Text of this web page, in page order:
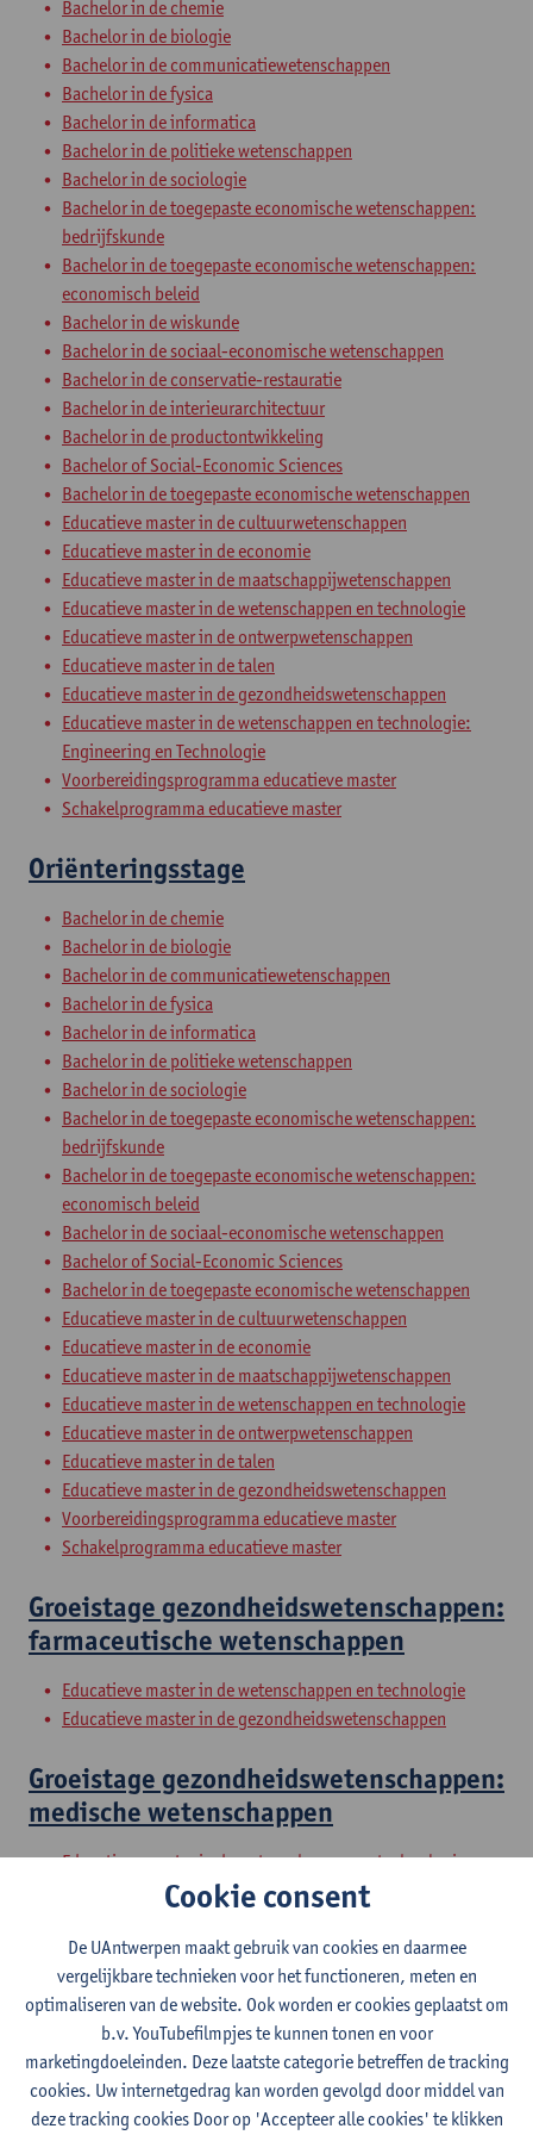
Bachelor in de chemie
Bachelor in de biologie
Bachelor in de communicatiewetenschappen
Bachelor in de fysica
Bachelor in de informatica
Bachelor in de politieke wetenschappen
Bachelor in de sociologie
Bachelor in de toegepaste economische wetenschappen:
bedrijfskunde
Bachelor in de toegepaste economische wetenschappen:
economisch beleid
Bachelor in de wiskunde
Bachelor in de sociaal-economische wetenschappen
Bachelor in de conservatie-restauratie
Bachelor in de interieurarchitectuur
Bachelor in de productontwikkeling
Bachelor of Social-Economic Sciences
Bachelor in de toegepaste economische wetenschappen
Educatieve master in de cultuurwetenschappen
Educatieve master in de economie
Educatieve master in de maatschappijwetenschappen
Educatieve master in de wetenschappen en technologie
Educatieve master in de ontwerpwetenschappen
Educatieve master in de talen
Educatieve master in de gezondheidswetenschappen
Educatieve master in de wetenschappen en technologie:
Engineering en Technologie
Voorbereidingsprogramma educatieve master
Schakelprogramma educatieve master
Oriënteringsstage
Bachelor in de chemie
Bachelor in de biologie
Bachelor in de communicatiewetenschappen
Bachelor in de fysica
Bachelor in de informatica
Bachelor in de politieke wetenschappen
Bachelor in de sociologie
Bachelor in de toegepaste economische wetenschappen:
bedrijfskunde
Bachelor in de toegepaste economische wetenschappen:
economisch beleid
Bachelor in de sociaal-economische wetenschappen
Bachelor of Social-Economic Sciences
Bachelor in de toegepaste economische wetenschappen
Educatieve master in de cultuurwetenschappen
Educatieve master in de economie
Educatieve master in de maatschappijwetenschappen
Educatieve master in de wetenschappen en technologie
Educatieve master in de ontwerpwetenschappen
Educatieve master in de talen
Educatieve master in de gezondheidswetenschappen
Voorbereidingsprogramma educatieve master
Schakelprogramma educatieve master
Groeistage gezondheidswetenschappen:
farmaceutische wetenschappen
Educatieve master in de wetenschappen en technologie
Educatieve master in de gezondheidswetenschappen
Groeistage gezondheidswetenschappen:
medische wetenschappen
Educatieve master in de wetenschappen en technologie
Educatieve master in de gezondheidswetenschappen
Groeistage gezondheidswetenschappen:
verpleegwetenschappen
Educatieve master in de wetenschappen en technologie
Educatieve master in de gezondheidswetenschappen
Vakdidactiek
Cookie consent
De UAntwerpen maakt gebruik van cookies en daarmee
vergelijkbare technieken voor het functioneren, meten en
optimaliseren van de website. Ook worden er cookies geplaatst om
b.v. YouTubefilmpjes te kunnen tonen en voor
marketingdoeleinden. Deze laatste categorie betreffen de tracking
cookies. Uw internetgedrag kan worden gevolgd door middel van
deze tracking cookies Door op 'Accepteer alle cookies' te klikken